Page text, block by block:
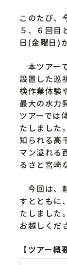
このたび、
５、６回目
日(金曜日)
本ツアー
設置した巡
検作業体験
最大の水力
ツアーでは
たしました
知られる高
マン溢れる
るさと宮崎
今回は、
すとともに
たしました
お越しくだ
【ツアー概